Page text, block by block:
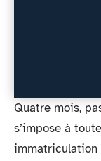
Quatre mois,
s’impose à
immatriculation